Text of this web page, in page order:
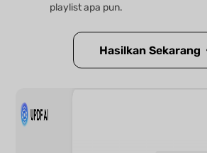
playlist apa pun.
Hasilkan Sekarang